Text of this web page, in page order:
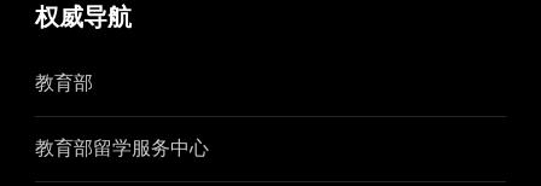
权威导航
教育部
教育部留学服务中心